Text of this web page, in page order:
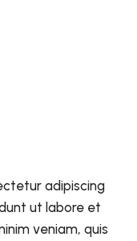
adipiscing
ut labore et
veniam, quis